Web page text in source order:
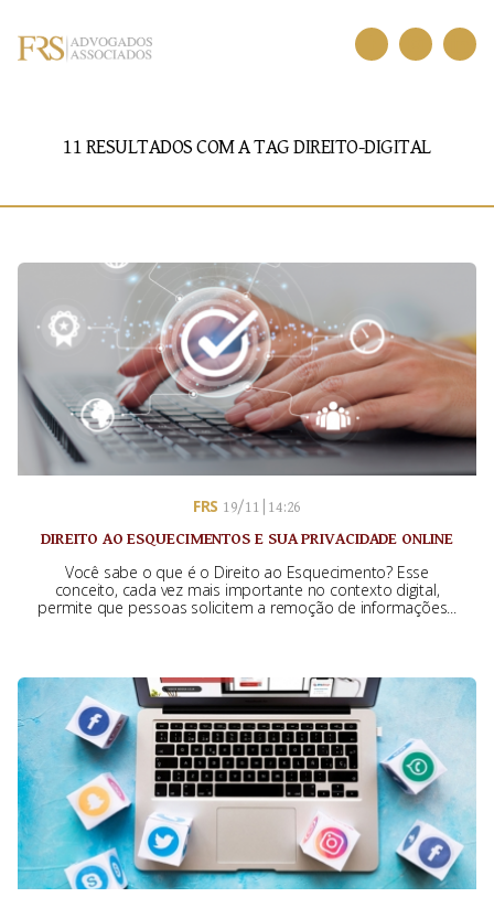
11 RESULTADOS COM A TAGDIREITO-DIGITAL
FRS 19/11 | 14:26
DIREITO AO ESQUECIMENTOS E SUA PRIVACIDADE ONLINE
Você sabe o que é o Direito ao Esquecimento? Esse
conceito, cada vez mais importante no contexto digital,
permite que pessoas solicitem a remoção de informações...